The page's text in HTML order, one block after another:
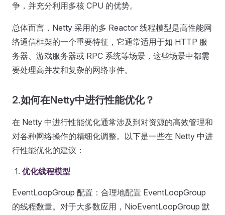
争，并充分利用多核 CPU 的优势。
总体而言，Netty 采用的多 Reactor 线程模型是高性能网
络通信框架的一个重要特征，它通常适用于如 HTTP 服
务器、游戏服务器或 RPC 系统等场景，这些场景中都需
要处理高并发和复杂的网络事件。
2.如何在Netty中进行性能优化？
在 Netty 中进行性能优化通常涉及到对资源的高效管理和
对各种网络操作的精细化调整。以下是一些在 Netty 中进
行性能优化的建议：
优化线程模型
EventLoopGroup 配置：合理地配置 EventLoopGroup
的线程数量。对于大多数应用，NioEventLoopGroup 默